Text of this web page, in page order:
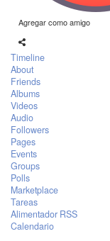
Agregar como amigo
Timeline
About
Friends
Albums
Videos
Audio
Followers
Pages
Events
Groups
Polls
Marketplace
Tareas
Alimentador RSS
Calendario